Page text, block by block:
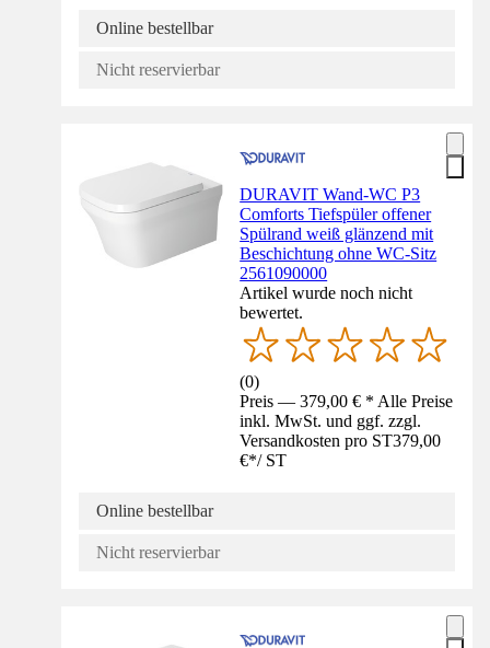
Online bestellbar
Nicht reservierbar
DURAVIT Wand-WC P3
Comforts Tiefspüler offener
Spülrand weiß glänzend mit
Beschichtung ohne WC-Sitz
2561090000
Artikel wurde noch nicht
bewertet.
(0)
Preis — 379,00 € * Alle Preise
inkl. MwSt. und ggf. zzgl.
Versandkosten pro ST379,00
€*/ ST
Online bestellbar
Nicht reservierbar